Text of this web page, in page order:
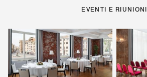
EVENTI E RIUNIONI